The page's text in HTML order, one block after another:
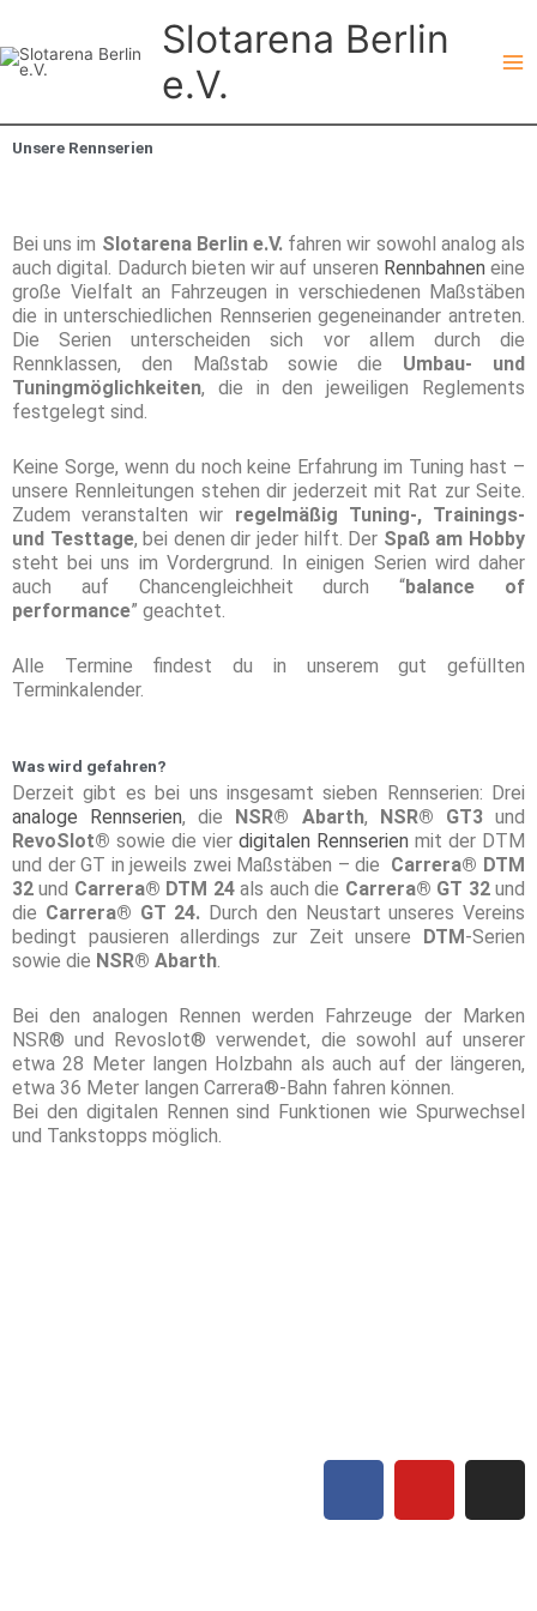
springen
Slotarena Berlin
e.V.
Unsere Rennserien
Bei uns im Slotarena Berlin e.V. fahren wir sowohl analog als
auch digital. Dadurch bieten wir auf unseren Rennbahnen eine
große Vielfalt an Fahrzeugen in verschiedenen Maßstäben
die in unterschiedlichen Rennserien gegeneinander antreten.
Die Serien unterscheiden sich vor allem durch die
Rennklassen, den Maßstab sowie die Umbau- und
Tuningmöglichkeiten, die in den jeweiligen Reglements
festgelegt sind.
Keine Sorge, wenn du noch keine Erfahrung im Tuning hast –
unsere Rennleitungen stehen dir jederzeit mit Rat zur Seite.
Zudem veranstalten wir regelmäßig Tuning-, Trainings-
und Testtage, bei denen dir jeder hilft. Der Spaß am Hobby
steht bei uns im Vordergrund. In einigen Serien wird daher
auch auf Chancengleichheit durch “balance of
performance” geachtet.
Alle Termine findest du in unserem gut gefüllten
Terminkalender.
Was wird gefahren?
Derzeit gibt es bei uns insgesamt sieben Rennserien: Drei
analoge Rennserien, die NSR® Abarth, NSR® GT3und
RevoSlot® sowie die vier digitalen Rennserien mit der DTM
und der GT in jeweils zwei Maßstäben – die Carrera® DTM
32 und Carrera® DTM 24als auch die Carrera® GT 32und
die Carrera® GT 24. Durch den Neustart unseres Vereins
bedingt pausieren allerdings zur Zeit unsere DTM-Serien
sowie die NSR® Abarth.
Bei den analogen Rennen werden Fahrzeuge der Marken
NSR® und Revoslot® verwendet, die sowohl auf unserer
etwa 28 Meter langen Holzbahn als auch auf der längeren,
etwa 36 Meter langen Carrera®-Bahn fahren können.
Bei den digitalen Rennen sind Funktionen wie Spurwechsel
und Tankstopps möglich.